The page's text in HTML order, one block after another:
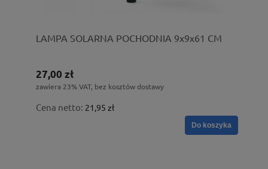
LAMPA SOLARNA POCHODNIA 9x9x61 CM
27,00 zł
zawiera 23% VAT, bez kosztów dostawy
Cena netto: 21,95 zł
Do koszyka